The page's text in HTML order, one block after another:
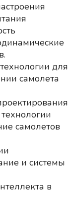
для
самолета
самолетов
и системы
в